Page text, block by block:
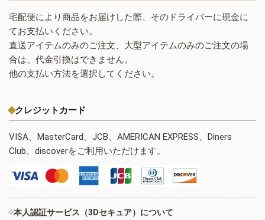
宅配便により商品をお届けした際、そのドライバーに現金に
てお支払いください。
直送アイテムのみのご注文、大型アイテムのみのご注文の場
合は、代金引換はできません。
他の支払い方法を選択してください。
クレジットカード
VISA、MasterCard、JCB、AMERICAN EXPRESS、Diners
Club、discoverをご利用いただけます。
本人認証サービス（3Dセキュア）について